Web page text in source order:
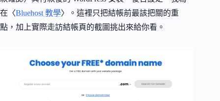
在〈Bluehost 教學〉。這裡只把結帳前最該把關的重
點，加上實際走訪結帳頁的截圖挑出來給你看。